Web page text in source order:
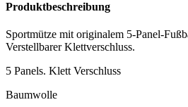
Produktbeschreibung
Sportmütze mit originalem 5-Panel-
Verstellbarer Klettverschluss.
5 Panels. Klett Verschluss
Baumwolle